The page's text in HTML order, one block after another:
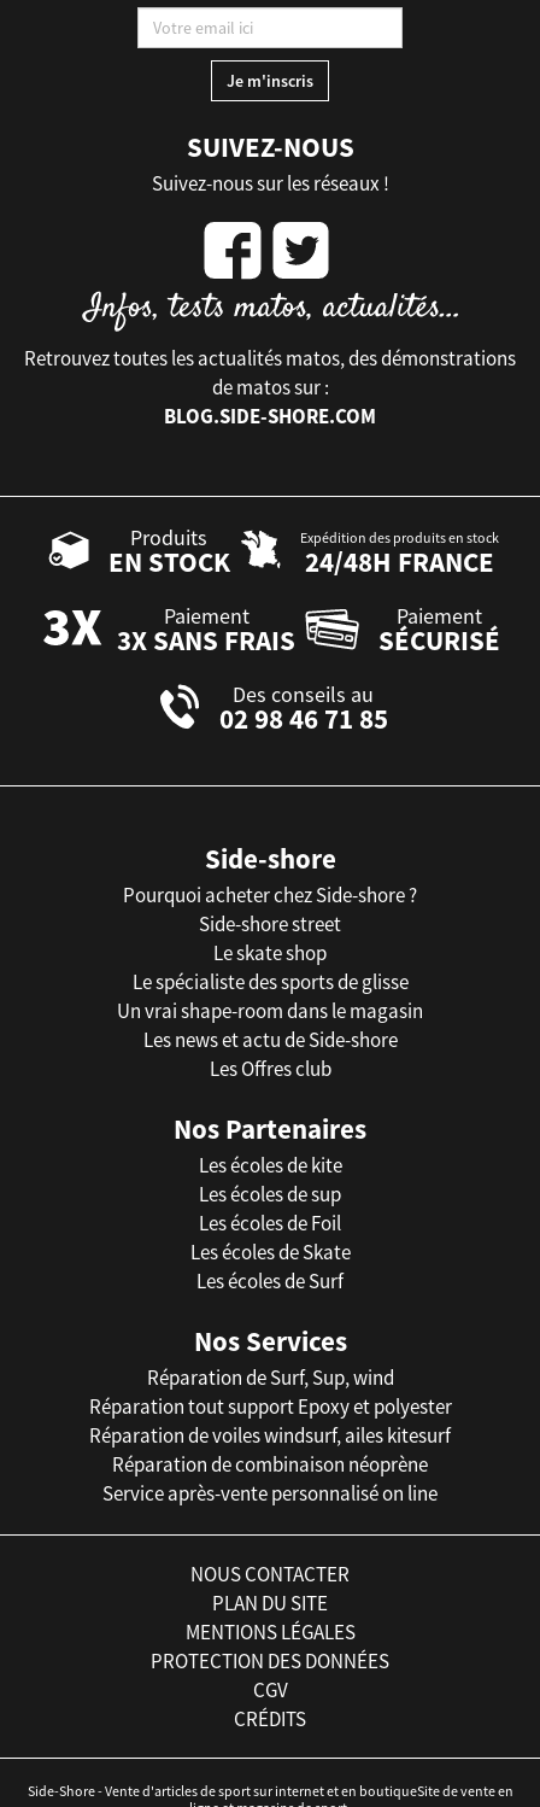
SUIVEZ-NOUS
Suivez-nous sur les réseaux !
Retrouvez toutes les actualités matos, des démonstrations
de matos sur :
BLOG.SIDE-SHORE.COM
Produits
EN STOCK
Expédition des produits en stock
24/48H FRANCE
Paiement
3X SANS FRAIS
Paiement
SÉCURISÉ
Des conseils au
02 98 46 71 85
Side-shore
Pourquoi acheter chez Side-shore ?
Side-shore street
Le skate shop
Le spécialiste des sports de glisse
Un vrai shape-room dans le magasin
Les news et actu de Side-shore
Les Offres club
Nos Partenaires
Les écoles de kite
Les écoles de sup
Les écoles de Foil
Les écoles de Skate
Les écoles de Surf
Nos Services
Réparation de Surf, Sup, wind
Réparation tout support Epoxy et polyester
Réparation de voiles windsurf, ailes kitesurf
Réparation de combinaison néoprène
Service après-vente personnalisé on line
NOUS CONTACTER
PLAN DU SITE
MENTIONS LÉGALES
PROTECTION DES DONNÉES
CGV
CRÉDITS
Side-Shore - Vente d'articles de sport sur internet et en boutiqueSite de vente en